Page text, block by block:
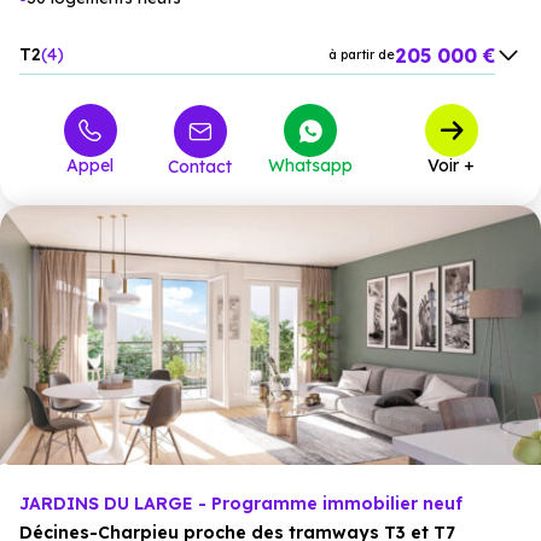
T2 4 à partir de205 000 €
10 à partir de 360 000 €
à partir de 378 000 €
Appel Contact Whatsapp Voir +
JARDINS DU LARGE - Programme immobilier neuf
Décines-Charpieu proche des tramways T3 et T7